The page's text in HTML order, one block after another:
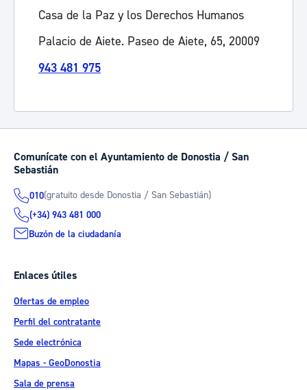
Casa de la Paz y los Derechos Humanos
Palacio de Aiete. Paseo de Aiete, 65, 20009
943 481 975
Comunícate con el Ayuntamiento de Donostia / San
Sebastián
010(gratuito desde Donostia / San Sebastián)
(+34) 943 481 000
Buzón de la ciudadanía
Enlaces útiles
Ofertas de empleo
Perfil del contratante
Sede electrónica
Mapas - GeoDonostia
Sala de prensa